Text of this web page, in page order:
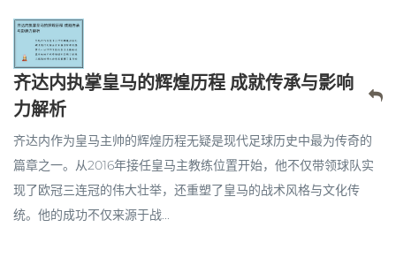
齐达内执掌皇马的辉煌历程 成就传承与影响
力解析
齐达内作为皇马主帅的辉煌历程无疑是现代足球历史中最为传奇的
篇章之一。从2016年接任皇马主教练位置开始，他不仅带领球队实
现了欧冠三连冠的伟大壮举，还重塑了皇马的战术风格与文化传
统。他的成功不仅来源于战...